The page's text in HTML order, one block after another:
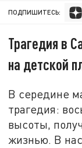
ПОДПИШИТЕСЬ:
Трагедия в
на детской
В середине
трагедия:
высоты,
жизнью. В